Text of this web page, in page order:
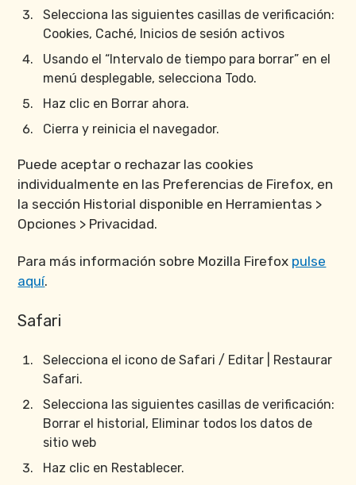
Selecciona las siguientes casillas de verificación:
Cookies, Caché, Inicios de sesión activos
Usando el “Intervalo de tiempo para borrar” en el
menú desplegable, selecciona Todo.
Haz clic en Borrar ahora.
Cierra y reinicia el navegador.
Puede aceptar o rechazar las cookies
individualmente en las Preferencias de Firefox, en
la sección Historial disponible en Herramientas >
Opciones > Privacidad.
Para más información sobre Mozilla Firefox pulse
aquí.
Safari
Selecciona el icono de Safari / Editar | Restaurar
Safari.
Selecciona las siguientes casillas de verificación:
Borrar el historial, Eliminar todos los datos de
sitio web
Haz clic en Restablecer.